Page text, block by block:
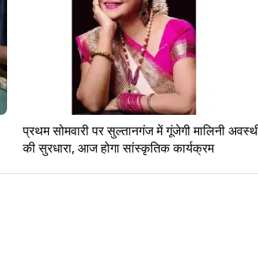
प्रथम सोमवारी पर सुल्तानगंज में गूंजेगी मालिनी
की सुरधारा, आज होगा सांस्कृतिक कार्यक्रम